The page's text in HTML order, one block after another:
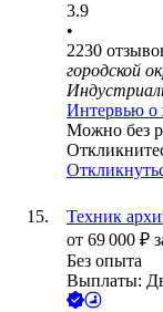
3.9
•
2230
городской
Интервью о
Можно без
Техник
от 69 000 ₽
Без опыта
Выплаты: